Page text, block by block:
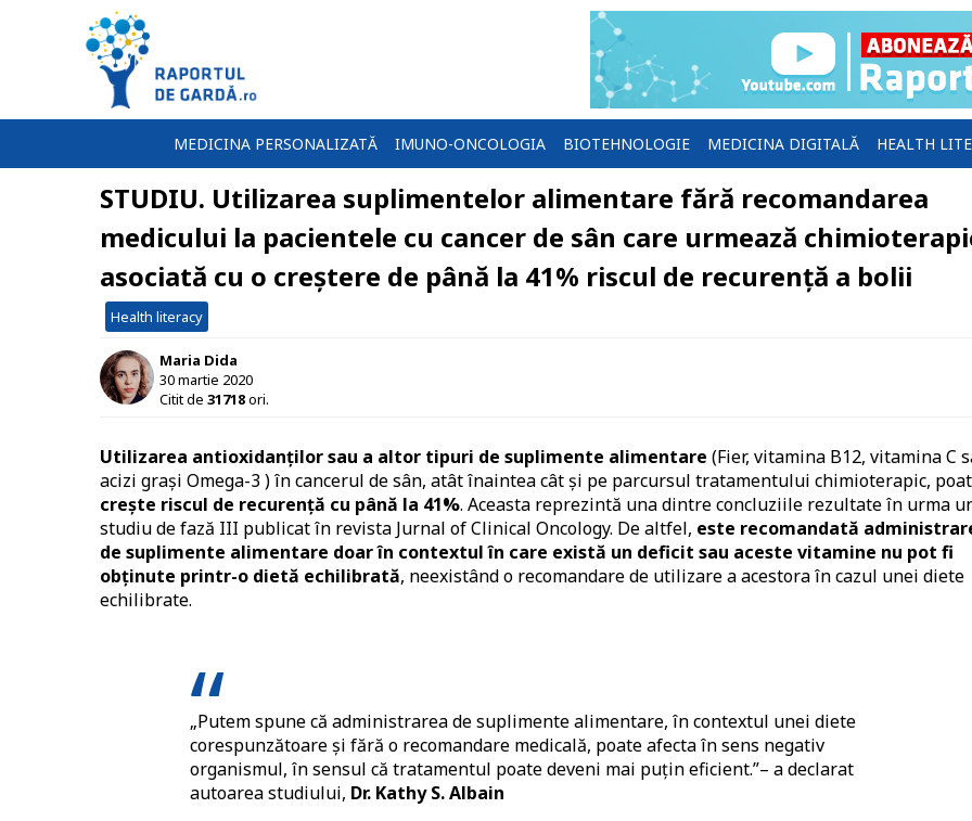
MEDICINA PERSONALIZATĂ IMUNO-ONCOLOGIA BIOTEHNOLOGIE MEDICINA DIGITALĂ HEALTH
STUDIU. Utilizarea suplimentelor alimentare fără recomandarea
medicului la pacientele cu cancer de sân care urmează
asociată cu o creștere de până la 41% riscul de recurență a bolii
Health literacy
Maria Dida
30 martie 2020
Citit de 31718ori.
Utilizarea antioxidanților sau a altor tipuri de suplimente alimentare (Fier, vitamina B12, vitamina C
acizi grași Omega-3 ) în cancerul de sân, atât înaintea cât și pe parcursul tratamentului chimioterapic,
crește riscul de recurență cu până la 41%. Aceasta reprezintă una dintre concluziile rezultate în urma
studiu de fază III publicat în revista Jurnal of Clinical Oncology. De altfel, este recomandată
de suplimente alimentare doar în contextul în care există un deficit sau aceste vitamine nu pot fi
obținute printr-o dietă echilibrată, neexistând o recomandare de utilizare a acestora în cazul unei diete
echilibrate.
„Putem spune că administrarea de suplimente alimentare, în contextul unei diete
corespunzătoare și fără o recomandare medicală, poate afecta în sens negativ
organismul, în sensul că tratamentul poate deveni mai puțin eficient.”– a declarat
autoarea studiului, Dr. Kathy S. Albain